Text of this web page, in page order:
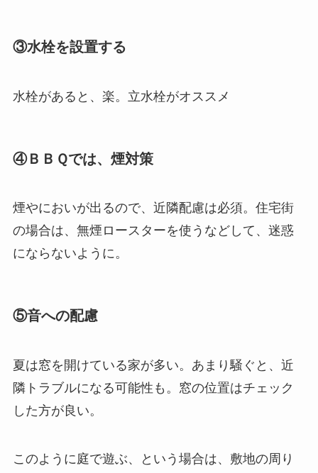
③水栓を設置する
水栓があると、楽。立水栓がオススメ
④ＢＢＱでは、煙対策
煙やにおいが出るので、近隣配慮は必須。住宅街
の場合は、無煙ロースターを使うなどして、迷惑
にならないように。
⑤音への配慮
夏は窓を開けている家が多い。あまり騒ぐと、近
隣トラブルになる可能性も。窓の位置はチェック
した方が良い。
このように庭で遊ぶ、という場合は、敷地の周り